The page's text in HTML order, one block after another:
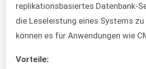
replikationsbasiertes Datenbank-
die Leseleistung eines Systems zu
können es für Anwendungen wie
Vorteile: